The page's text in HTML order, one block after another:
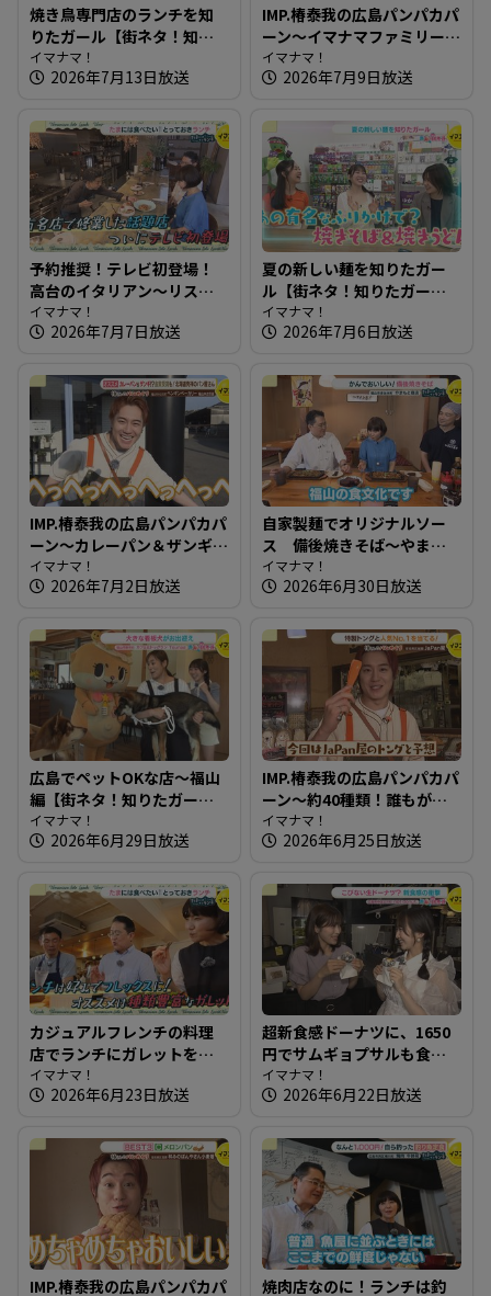
焼き鳥専門店のランチを知
りたガール【街ネタ！知り
たガール】
イマナマ！
2026年7月13日放送
IMP.椿泰我の広島パンパカパ
ーン～イマナマファミリー
IMP. 椿泰我くん2度目のスタ
ジオ登場！
イマナマ！
2026年7月9日放送
予約推奨！テレビ初登場！
高台のイタリアン～リスト
ランテ ヌック【たまにはそ
とランチ】
イマナマ！
2026年7月7日放送
夏の新しい麺を知りたガー
ル【街ネタ！知りたガー
ル】
イマナマ！
2026年7月6日放送
IMP.椿泰我の広島パンパカパ
ーン～カレーパン＆ザンギ!?
金賞受賞も！ 北海道発祥の
パン屋さん
イマナマ！
2026年7月2日放送
自家製麺でオリジナルソー
ス 備後焼きそば～やまも
と商店【たまにはそとラン
チ】
イマナマ！
2026年6月30日放送
広島でペットOKな店～福山
編【街ネタ！知りたガー
ル】
イマナマ！
2026年6月29日放送
IMP.椿泰我の広島パンパカパ
ーン～約40種類！誰もがお
いしいと思うパンが並ぶ愛
され店
イマナマ！
2026年6月25日放送
カジュアルフレンチの料理
店でランチにガレットを！
～ブラッスリーワカノ【た
まにはそとランチ】
イマナマ！
2026年6月23日放送
超新食感ドーナツに、1650
円でサムギョプサルも食べ
放題ランチ 広島で行列が
できる店を知りたガール
イマナマ！
2026年6月22日放送
IMP.椿泰我の広島パンパカパ 焼肉店なのに！ランチは釣